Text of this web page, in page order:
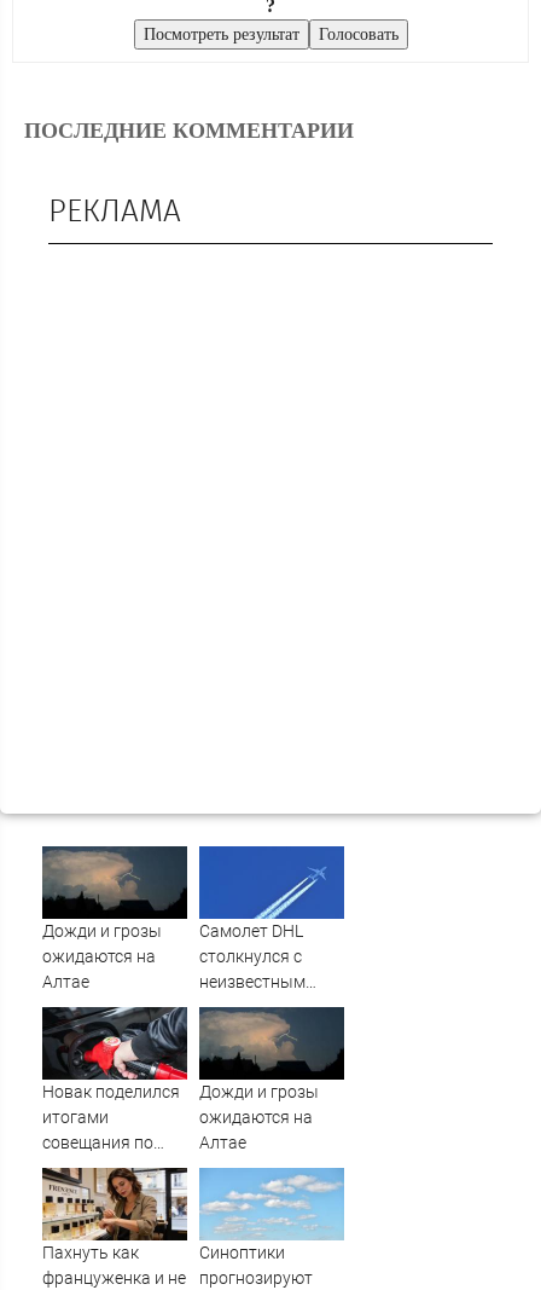
?
ПОСЛЕДНИЕ КОММЕНТАРИИ
РЕКЛАМА
Дожди и грозы
ожидаются на
Алтае
Самолет DHL
столкнулся с
неизвестным
объектом над
Лейпцигом -
Новости на
Вести.ru
Новак поделился
итогами
совещания по
топливу:
последние
новости о
ситуации с
бензином
Дожди и грозы
ожидаются на
Алтае
Пахнуть как
француженка и не
Синоптики
прогнозируют